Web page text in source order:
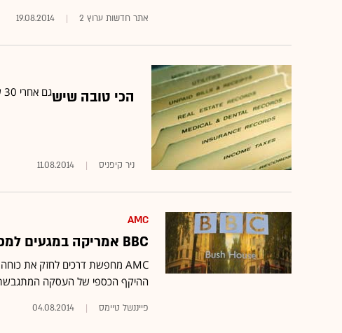
אתר חדשות ערוץ 2 19.08.2014
הכי טובה שישגם אחרי 30 שנה מאז צולמה, "המלון של פולטי" עדיין מצחיקה עד דמעות
ניר קיפניס 11.08.2014
AMC
BBC אמריקה במגעים למכירת 50% מהמניות לקבוצת AMC
ההיקף הכספי של העסקה
פייננשל טיימס 04.08.2014